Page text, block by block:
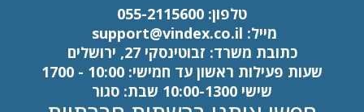
טלפון: 055-2115600
מייל: support@vindex.co.il
כתובת משרד: זבוטינסקי 27, ירושלים
שעות פעילות ראשון עד חמישי: 10:00 - 1700
שישי 10:00-1300 שבת: סגור